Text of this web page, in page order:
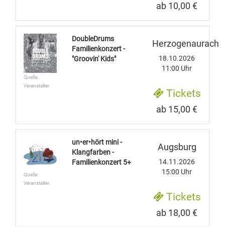
ab 10,00 €
Quelle:
Veranstalter
DoubleDrums
Familienkonzert -
"Groovin' Kids"
Herzogenaurach
18.10.2026
11:00 Uhr
Tickets
ab 15,00 €
Quelle:
Veranstalter
un•er•hört mini -
Klangfarben -
Familienkonzert 5+
Augsburg
14.11.2026
15:00 Uhr
Tickets
ab 18,00 €